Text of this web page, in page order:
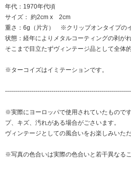
年代：1970年代頃
サイズ： 約2cm x 2cm
重さ：6g（片方） ※クリップオンタイプの
状態：経年によりメタルコーティングの剥が
そこまで目立たずヴィンテージ品として全体
※ターコイズはイミテーションです。
※実際にヨーロッパで使用されていたもので
プ、キズ、汚れがある場合がごさいます。
ヴィンテージとしての風合いをお楽しみいた
※写真の色合いは実際の色合いと若干異なるこ